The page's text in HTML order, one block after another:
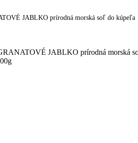
JABLKO prírodná morská soľ do kúpeľa